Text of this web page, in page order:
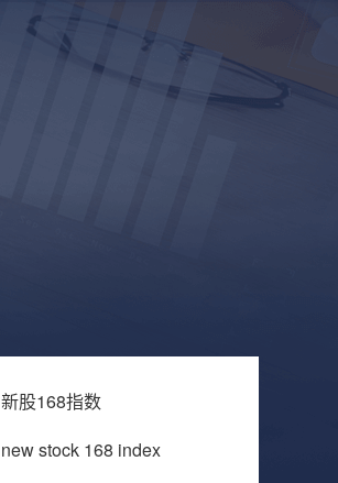
新股168指数
new stock 168 index